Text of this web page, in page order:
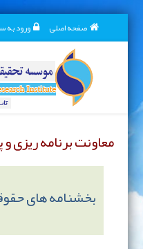
صفحه اصلی ورود به
معاونت برنامه ریزی
بخشنامه های